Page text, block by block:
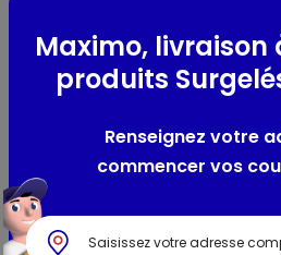
Présentation
100% coton, 500g/m². Certifié
Dim : 70 x 130cm
Maximo, livraison
produits
Renseignez votre
commencer vos